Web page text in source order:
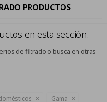
PRODUCTOS
en esta sección.
de filtrado o busca en otras
Gama